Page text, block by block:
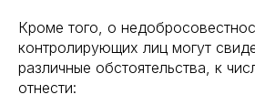
Кроме того, о
контролирующих лиц могут
различные обстоятельства, к
отнести: